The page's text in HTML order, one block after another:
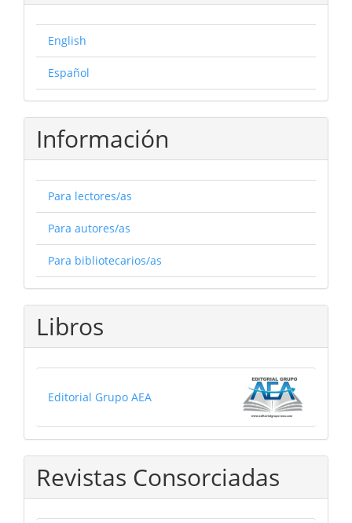
English
Español
Información
Para lectores/as
Para autores/as
Para bibliotecarios/as
Libros
Editorial Grupo AEA
Revistas Consorciadas